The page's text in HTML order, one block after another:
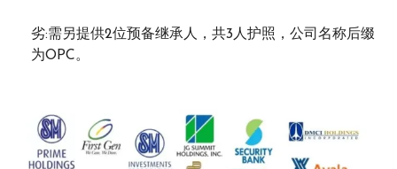
劣:需另提供2位预备继承人，共3人护照，公司名称后缀
为OPC。